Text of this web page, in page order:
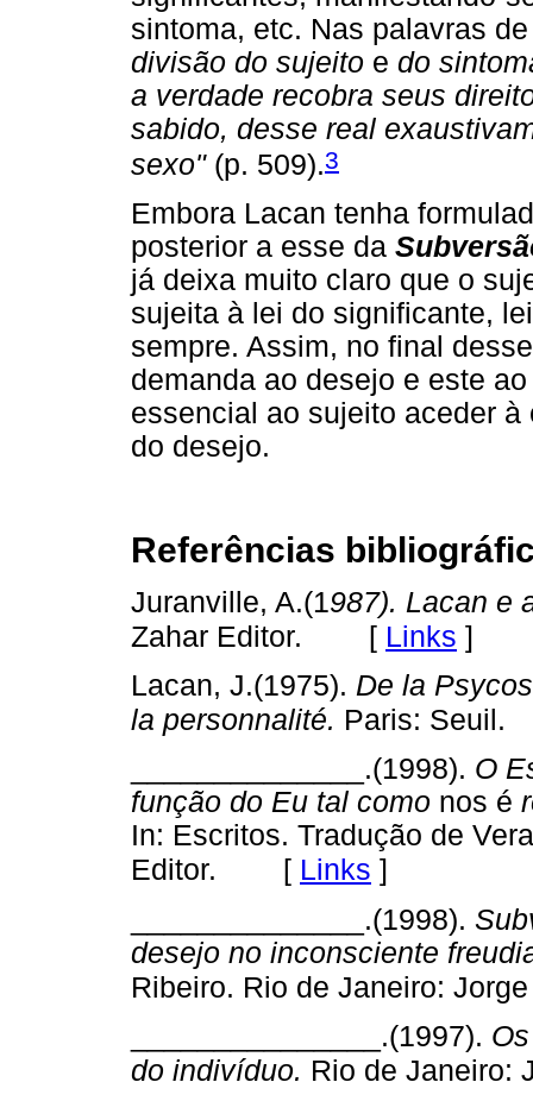
sintoma, etc. Nas palavras
divisão do sujeito e do
a verdade recobra seus
sabido, desse real
sexo"(p. 509).3
Embora Lacan tenha
posterior a esse da
já deixa muito claro que o
sujeita à lei do significante,
sempre. Assim, no final
demanda ao desejo e este
essencial ao sujeito aceder
do desejo.
Referências
Juranville, A.(1987). Lacan e
Zahar Editor. [ Links ]
Lacan, J.(1975). De la
la personnalité. Paris: Seuil.
______________.(1998). O
função do Eu tal como nos é
In: Escritos. Tradução de
Editor. [ Links ]
______________.(1998).
desejo no inconsciente
Ribeiro. Rio de Janeiro:
_______________.(1997).
do indivíduo. Rio de Janeiro: